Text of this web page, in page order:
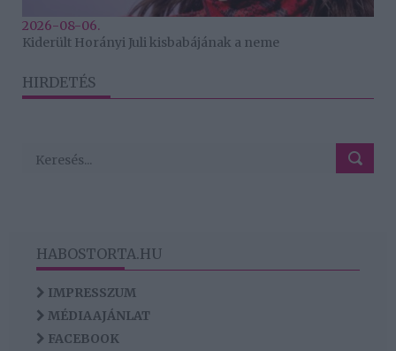
2026-08-06.
Kiderült Horányi Juli kisbabájának a neme
HIRDETÉS
HABOSTORTA.HU
IMPRESSZUM
MÉDIAAJÁNLAT
FACEBOOK